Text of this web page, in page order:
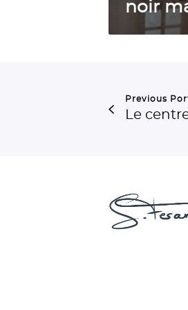
v
s
noir
Previous
Le